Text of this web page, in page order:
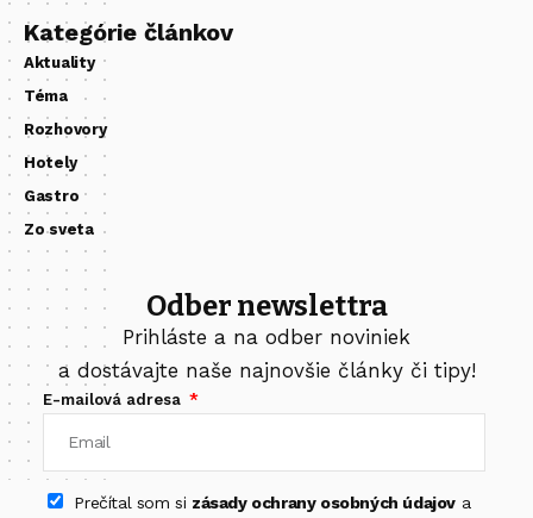
Kategórie článkov
Aktuality
Téma
Rozhovory
Hotely
Gastro
Zo sveta
Odber newslettra
Prihláste a na odber noviniek
a dostávajte naše najnovšie články či tipy!
E-mailová adresa
Prečítal som si zásady ochrany osobných údajova